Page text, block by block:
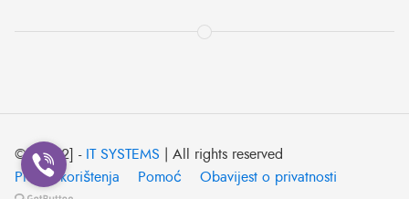
© [2022] - IT SYSTEMS | All rights reserved
Pravila korištenja
Pomoć Obavijest o privatnosti